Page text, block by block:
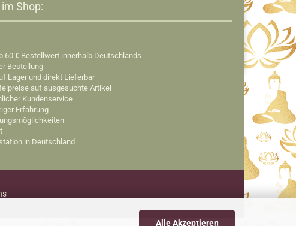
Alle Akzeptieren
Shop:​
60 € Bestellwert innerhalb Deutschlands
Bestellung
Lager und direkt Lieferbar
auf ausgesuchte Artikel
Kundenservice
Erfahrung
in Deutschland